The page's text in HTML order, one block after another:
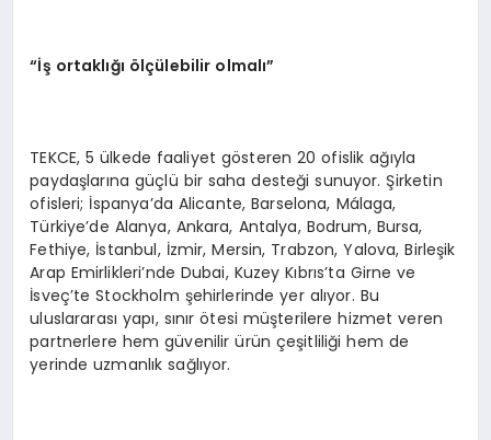
“İş ortaklığı ölçülebilir olmalı”
TEKCE, 5 ülkede faaliyet gösteren 20 ofislik ağıyla
paydaşlarına güçlü bir saha desteği sunuyor. Şirketin
ofisleri; İspanya’da Alicante, Barselona, Málaga,
Türkiye’de Alanya, Ankara, Antalya, Bodrum, Bursa,
Fethiye, İstanbul, İzmir, Mersin, Trabzon, Yalova, Birleşik
Arap Emirlikleri’nde Dubai, Kuzey Kıbrıs’ta Girne ve
İsveç’te Stockholm şehirlerinde yer alıyor. Bu
uluslararası yapı, sınır ötesi müşterilere hizmet veren
partnerlere hem güvenilir ürün çeşitliliği hem de
yerinde uzmanlık sağlıyor.